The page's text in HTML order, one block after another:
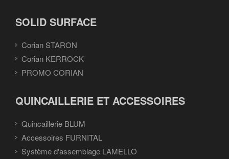
SOLID SURFACE
Corian STARON
Corian KERROCK
PROMO CORIAN
QUINCAILLERIE ET ACCESSOIRES
Quincaillerie BLUM
Accessoires FURNITAL
Système d'assemblage LAMELLO